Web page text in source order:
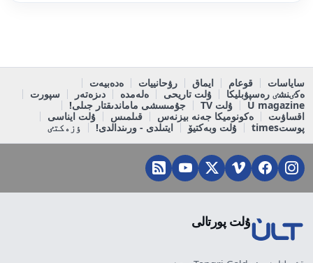
ساياسات قوعام ايماق رۋحانييات
ەدەبيەت
ەكٸنشٸ رەسپۋبليكا
ۇلت تاريحى ەلەمدە دىزەتەر
سپورت
U magazine
ۇلت TV
جۇمىسشى ماماندىقتار جىلى!
اقساۋىت
ەكونوميكا جەنە بيزنەس قىلمىس
ۇلت ايناسى
پوستtimes
ۇلت وبەكتيۆ ايتىلدى - ورىندالدى! ٶزەكتٸ
ۇلت پورتالى